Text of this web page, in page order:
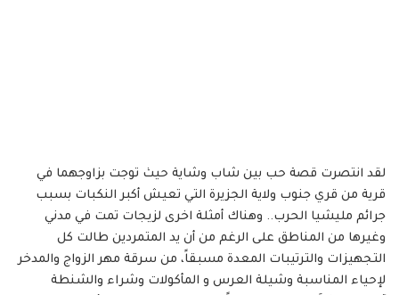
لقد انتصرت قصة حب بين شاب وشاية حيث توجت بزاوجهما في
قرية من قري جنوب ولاية الجزيرة التي تعيش أكبر النكبات بسبب
جرائم مليشيا الحرب.. وهناك أمثلة اخرى لزيجات تمت في مدني
وغيرها من المناطق على الرغم من أن يد المتمردين طالت كل
التجهيزات والترتيبات المعدة مسبقاً، من سرقة مهر الزواج والمدخر
لإحياء المناسبة وشيلة العرس و المأكولات وشراء والشنطة